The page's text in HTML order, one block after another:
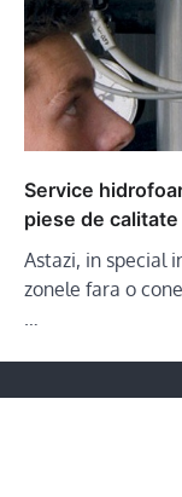
Service
piese de
Astazi, in special
zonele fara o
…